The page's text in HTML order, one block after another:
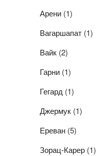
Арени (1)
Вагаршапат (1)
Вайк (2)
Гарни (1)
Гегард (1)
Джермук (1)
Ереван (5)
Зорац-Карер (1)